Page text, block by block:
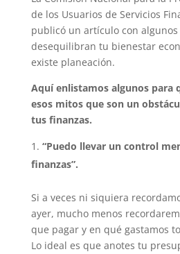
de los Usuarios de Servicios
publicó un artículo con
desequilibran tu bienestar
existe planeación.
Aquí enlistamos algunos para
esos mitos que son un
tus finanzas.
“Puedo llevar un control
finanzas”.
Si a veces ni siquiera
ayer, mucho menos
que pagar y en qué gastamos
Lo ideal es que anotes tu